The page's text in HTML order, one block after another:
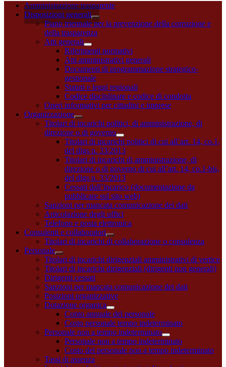
Amministrazione trasparente
Disposizioni generali
Piano triennale per la prevenzione della corruzione e
della trasparenza
Atti generali
Riferimenti normativi
Atti amministrativi generali
Documenti di programmazione strategico-
gestionale
Statuti e leggi regionali
Codice disciplinare e codice di condotta
Oneri informativi per cittadini e imprese
Organizzazione
Titolari di incarichi politici, di amministrazione, di
direzione o di governo
Titolari di incarichi politici di cui all’art. 14, co.1,
del dlgs n. 33/2013
Titolari di incarichi di amministrazione, di
direzione o di governo di cui all’art. 14, co.1-bis,
del dlgs n. 33/2013
Cessati dall’incarico (documentazione da
pubblicare sul sito web)
Sanzioni per mancata comunicazione dei dati
Articolazione degli uffici
Telefono e posta elettronica
Consulenti e collaboratori
Titolari di incarichi di collaborazione o consulenza
Personale
Titolari di incarichi dirigenziali amministrativi di vertice
Titolari di incarichi dirigenziali (dirigenti non generali)
Dirigenti cessati
Sanzioni per mancata comunicazione dei dati
Posizioni organizzative
Dotazione organica
Conto annuale del personale
Costo personale tempo indeterminato
Personale non a tempo indeterminato
Personale non a tempo indeterminato
Costo del personale non a tempo indeterminato
Tassi di assenza